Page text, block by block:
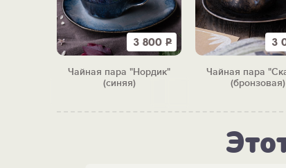
3 800 Р
Чайная пара "Нордик"
(синяя)
3
Чайная пара
(бронзовая)